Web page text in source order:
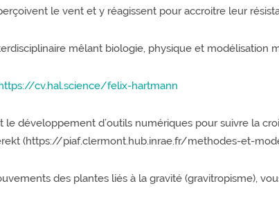
le vent et y réagissent pour accroitre leur
mêlant biologie, physique et modélisation
cv.hal.science/felix-hartmann
le développement d’outils numériques pour suivre la
(https://piaf.clermont.hub.inrae.fr/methodes-et-
des plantes liés à la gravité (gravitropisme),